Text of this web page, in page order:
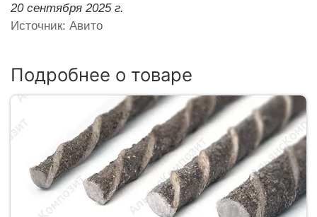
20 сентября 2025 г.
Источник: Авито
Подробнее о товаре